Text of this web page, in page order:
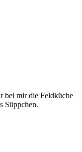
bei mir die Feldküche
Süppchen.